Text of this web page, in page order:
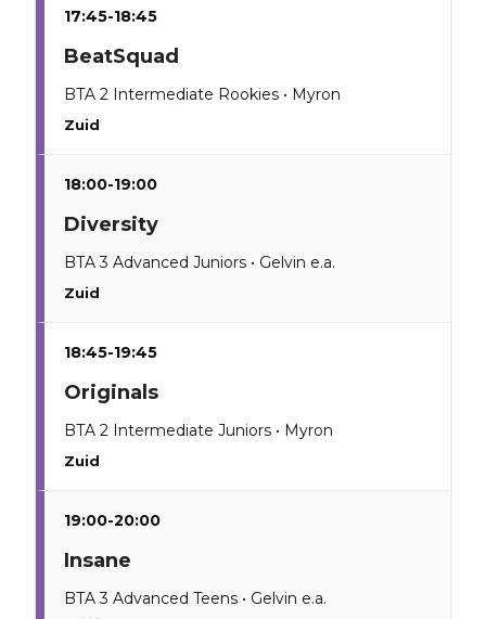
17:45-18:45
BeatSquad
BTA 2 Intermediate Rookies • Myron
Zuid
18:00-19:00
Diversity
BTA 3 Advanced Juniors • Gelvin e.a.
Zuid
18:45-19:45
Originals
BTA 2 Intermediate Juniors • Myron
Zuid
19:00-20:00
Insane
BTA 3 Advanced Teens • Gelvin e.a.